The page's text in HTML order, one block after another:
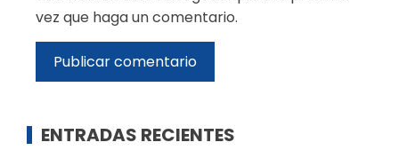
vez que haga un comentario.
ENTRADAS RECIENTES